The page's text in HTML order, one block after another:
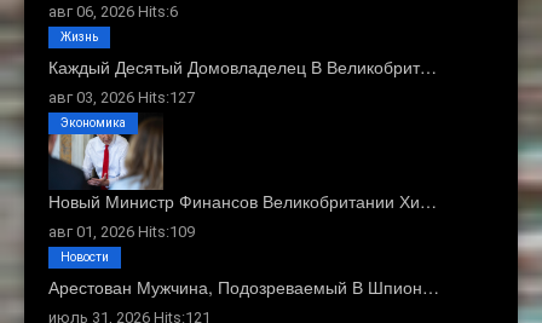
авг 06, 2026 Hits:6
Каждый Десятый Домовладелец В Великобрит…
авг 03, 2026 Hits:127
Жизнь
Новый Министр Финансов Великобритании Хи…
авг 01, 2026 Hits:109
Экономика
Арестован Мужчина, Подозреваемый В Шпион…
июль 31, 2026 Hits:121
Новости